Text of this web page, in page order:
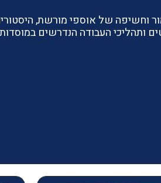
וחשיפה של אוספי מורשת,
ותהליכי העבודה הנדרשים